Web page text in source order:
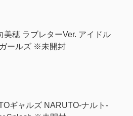
美穂 ラブレターVer. アイドル
ールズ ※未開封
ギャルズ NARUTO‐ナルト‐